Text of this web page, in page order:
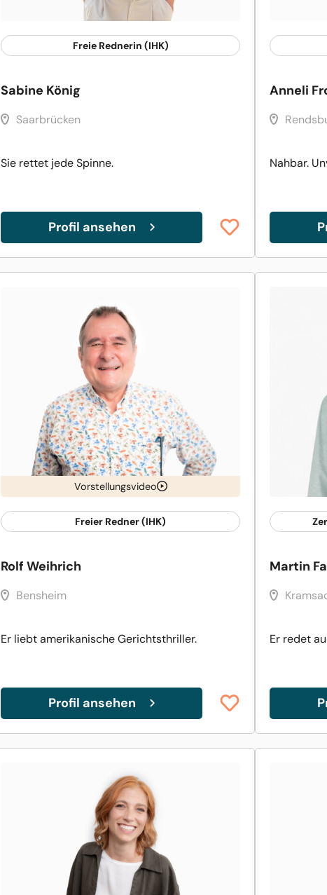
Freie Rednerin (IHK)
Sabine König
Saarbrücken
Sie rettet jede Spinne.
Profil ansehen
Anneli
Nahbar.
Vorstellungsvideo
Freier Redner (IHK)
Rolf Weihrich
Bensheim
Er liebt amerikanische Gerichtsthriller.
Profil ansehen
Martin
Er redet